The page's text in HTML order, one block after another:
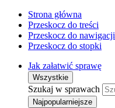
Strona główna
Przeskocz do treści
Przeskocz do nawigacji
Przeskocz do stopki
Jak załatwić sprawę
Wszystkie
Szukaj w sprawach
Najpopularniejsze